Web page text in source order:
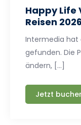
Happy Life
Reisen 2026
Intermedia hat
gefunden. Die
ändern, […]
Jetzt